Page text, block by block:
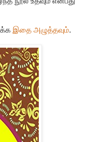
இதை அழுத்தவும்.